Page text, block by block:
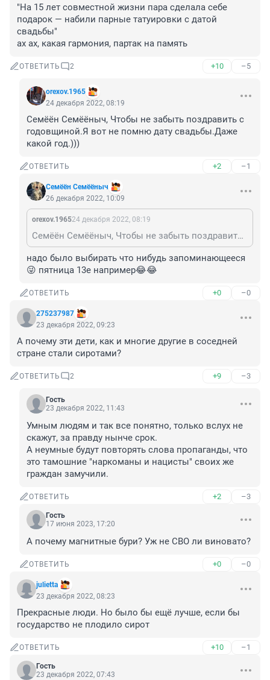
"На 15 лет совместной жизни пара сделала себе
подарок — набили парные татуировки с датой
свадьбы"
ах ах, какая гармония, партак на память
ОТВЕТИТЬ 2 +10 –5
orexov.1965
24 декабря 2022, 08:19
Семёён Семёёныч, Чтобы не забыть поздравить с
годовщиной.Я вот не помню дату свадьбы.Даже
какой год.)))
ОТВЕТИТЬ +2 –1
Семёён Семёёныч
26 декабря 2022, 10:09
orexov.196524 декабря 2022, 08:19
Семёён Семёёныч, Чтобы не забыть поздравить с годовщиной.Я вот не помню дату свадьбы.Даже какой год.)))
надо было выбирать что нибудь запоминающееся
😜 пятница 13е например😂😂
ОТВЕТИТЬ +0 –0
275237987
23 декабря 2022, 09:23
А почему эти дети, как и многие другие в соседней
стране стали сиротами?
ОТВЕТИТЬ 2 +9 –3
Гость
23 декабря 2022, 11:43
Умным людям и так все понятно, только вслух не
скажут, за правду нынче срок.
А неумные будут повторять слова пропаганды, что
это тамошние "наркоманы и нацисты" своих же
граждан замучили.
ОТВЕТИТЬ +2 –3
Гость
17 июня 2023, 17:20
А почему магнитные бури? Уж не СВО ли виновато?
ОТВЕТИТЬ +0 –0
julietta
23 декабря 2022, 08:23
Прекрасные люди. Но было бы ещё лучше, если бы
государство не плодило сирот
ОТВЕТИТЬ +10 –1
Гость
23 декабря 2022, 07:43